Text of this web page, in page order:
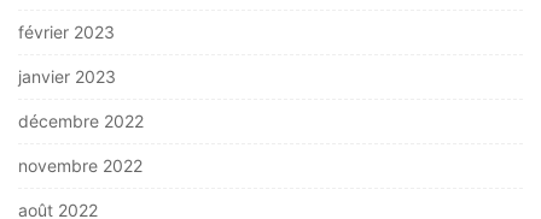
février 2023
janvier 2023
décembre 2022
novembre 2022
août 2022